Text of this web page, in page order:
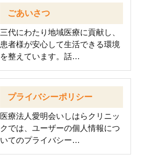
ごあいさつ
三代にわたり地域医療に貢献し、
患者様が安心して生活できる環境
を整えています。話…
プライバシーポリシー
医療法人愛明会いしはらクリニッ
クでは、ユーザーの個人情報につ
いてのプライバシー…